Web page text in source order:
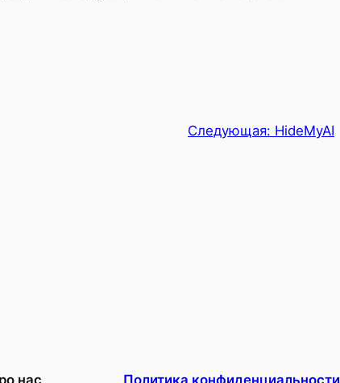
Следующая: HideMyAI